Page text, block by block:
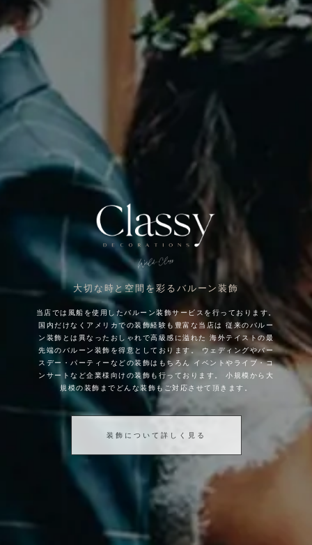
大切な時と空間を彩るバルーン装飾
当店では風船を使用したバルーン装飾サービスを行っております。
国内だけなくアメリカでの装飾経験も豊富な当店は
従来のバルー
ン装飾とは異なったおしゃれで高級感に溢れた
海外テイストの最
先端のバルーン装飾を得意としております。
ウェディングやバー
スデー・パーティーなどの装飾はもちろん
イベントやライブ・コ
ンサートなど企業様向けの装飾も行っております。
小規模から大
規模の装飾までどんな装飾もご対応させて頂きます。
装飾について詳しく見る